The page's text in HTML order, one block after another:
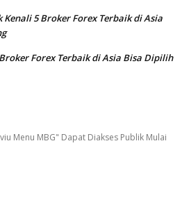
Kenali 5 Broker Forex Terbaik di Asia
Forex Terbaik di Asia Bisa Dipilih